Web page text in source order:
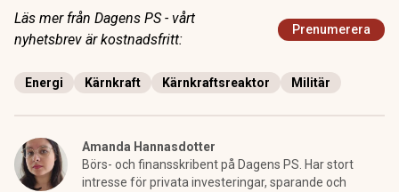
Läs mer från Dagens PS - vårt
nyhetsbrev är kostnadsfritt:
Prenumerera
Energi Kärnkraft Kärnkraftsreaktor Militär
Amanda Hannasdotter
Börs- och finansskribent på Dagens PS. Har stort
intresse för privata investeringar, sparande och